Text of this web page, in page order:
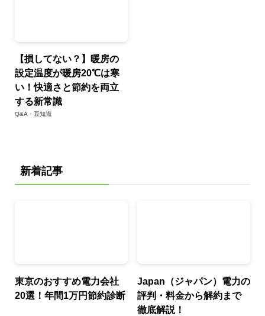
【損してない？】暖房の
設定温度が暖房20℃は寒
い！快適さと節約を両立
する新常識
Q&A・豆知識
新着記事
東京のおすすめ電力会社
20選！年間1万円節約診断
Japan（ジャパン）電力の
評判・料金から解約まで
徹底解説！